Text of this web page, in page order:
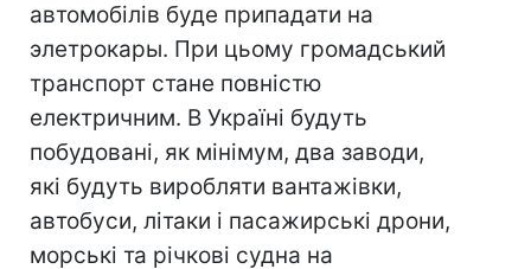
автомобілів буде припадати на
элетрокары. При цьому громадський
транспорт стане повністю
електричним. В Україні будуть
побудовані, як мінімум, два заводи,
які будуть виробляти вантажівки,
автобуси, літаки і пасажирські дрони,
морські та річкові судна на